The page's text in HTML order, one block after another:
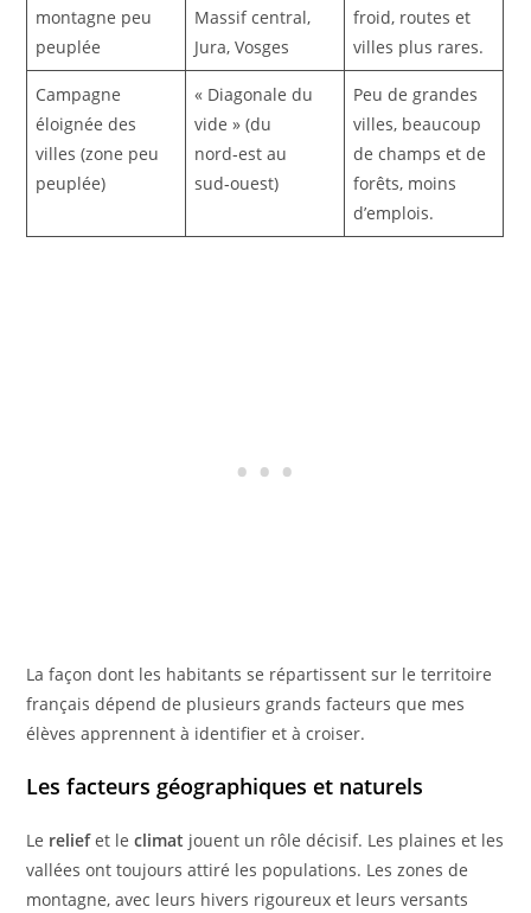
montagne peu
peuplée
Massif central,
Jura, Vosges
froid, routes et
villes plus rares.
Campagne
éloignée des
villes (zone peu
peuplée)
« Diagonale du
vide » (du
nord‑est au
sud‑ouest) ​
Peu de grandes
villes, beaucoup
de champs et de
forêts, moins
d’emplois. ​
La façon dont les habitants se répartissent sur le territoire
français dépend de plusieurs grands facteurs que mes
élèves apprennent à identifier et à croiser.
Les facteurs géographiques et naturels
Le reliefet leclimat jouent un rôle décisif. Les plaines et les
vallées ont toujours attiré les populations. Les zones de
montagne, avec leurs hivers rigoureux et leurs versants